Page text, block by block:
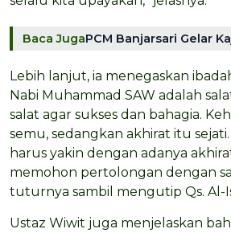
Baca JugaPCM Banjarsari Gelar
Lebih lanjut, ia menegaskan
Nabi Muhammad SAW adalah
salat agar sukses dan bahagia.
semu, sedangkan akhirat itu
harus yakin dengan adanya
memohon pertolongan dengan
tuturnya sambil mengutip Qs. Al-
Ustaz Wiwit juga menjelaskan